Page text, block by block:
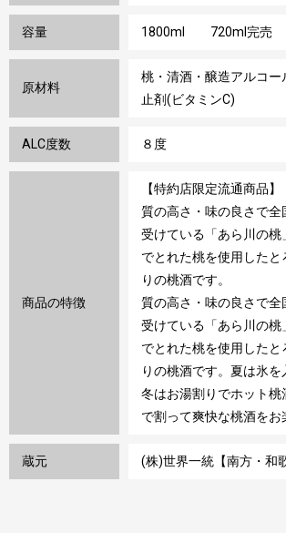
容量 1800ml 720ml完売
原材料
桃・清酒・醸造アルコー
止剤(ビタミンC)
ALC度数 ８度
商品の特徴
【特約店限定流通商品】
質の高さ・味の良さで全
受けている「あら川の桃
でとれた桃を使用したと
りの桃酒です。
質の高さ・味の良さで全
受けている「あら川の桃
でとれた桃を使用したと
りの桃酒です。夏は氷を
冬はお湯割りでホット桃
で割って爽快な桃酒をお
蔵元 (株)世界一統【南方・和